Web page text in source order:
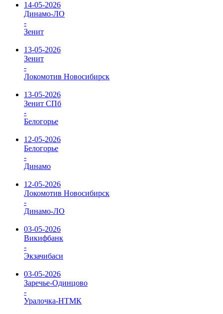
14-05-2026
Динамо-ЛО
-
Зенит
13-05-2026
Зенит
-
Локомотив Новосибирск
13-05-2026
Зенит СПб
-
Белогорье
12-05-2026
Белогорье
-
Динамо
12-05-2026
Локомотив Новосибирск
-
Динамо-ЛО
03-05-2026
Викифбанк
-
Экзачибаси
03-05-2026
Заречье-Одинцово
-
Уралочка-НТМК